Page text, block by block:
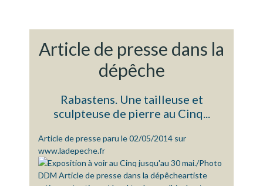
Article de presse dans la
dépêche
Rabastens. Une tailleuse et
sculpteuse de pierre au Cinq...
Article de presse paru le 02/05/2014 sur
www.ladepeche.fr